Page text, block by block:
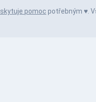
pomoc potřebným ♥️.